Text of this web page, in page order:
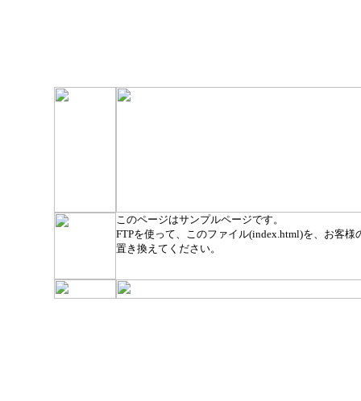
このページはサンプルページです。
FTPを使って、このファイル(index.html)を、お客様
置き換えてください。